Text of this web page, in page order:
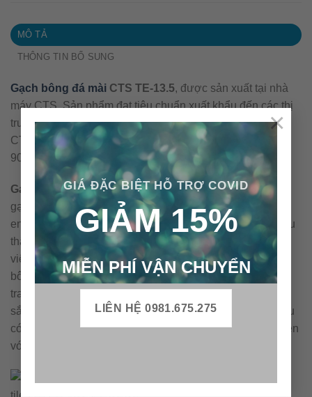
GIÁ ĐẶC BIỆT HỖ TRỢ COVID
GIẢM 15%
MIỄN PHÍ VẬN CHUYỂN
LIÊN HỆ 0981.675.275
×
MÔ TẢ
THÔNG TIN BỔ SUNG
Gạch bông đá mài CTS TE-13.5, được sản xuất tại nhà
máy CTS. Sản phẩm đạt tiêu chuẩn xuất khẩu đến các thị
trường EU, US, Nhật Bản, Úc, Trung Đông…. Gạch bông
CTS được kiểm soát chất lượng theo qui trình ISO
9001:2008.
Gạch bông đá màicòn được biết với nhiều tên gọi như:
gạch hoa, gạch xi măng. Tên tiếng anh là cement tile hay
encaustic cement tile…Gạch bông đá màilà loại vật liệu
thân thiện môi trường. Cấu tạo & qui trình sản xuất nên
viên gạch bông không gây ra ô nhiễm môi trường. Gạch
bông trước đây được xem như nữ hoàng trong vật liệu
trang trí. Với ưu điểm như: đang dạng về mẫu mã, màu
sắc. Dễ phối hợp với các loại vật liệu khác.Là loại vật liệu
có tính thoáng mát, dễ vệ sinh. Đặc biệt, gạch bông rất bền
với thời gian.